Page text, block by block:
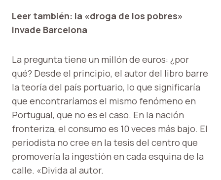
Leer también: la «droga de los pobres»
invade Barcelona
La pregunta tiene un millón de euros: ¿por
qué? Desde el principio, el autor del libro barre
la teoría del país portuario, lo que significaría
que encontraríamos el mismo fenómeno en
Portugual, que no es el caso. En la nación
fronteriza, el consumo es 10 veces más bajo. El
periodista no cree en la tesis del centro que
promovería la ingestión en cada esquina de la
calle. «Divida al autor.